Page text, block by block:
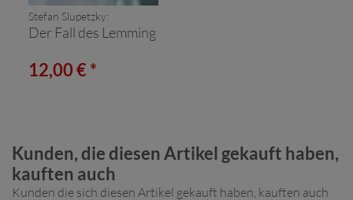
Stefan Slupetzky:
Der Fall des Lemming
12,00 € *
Kunden, die diesen Artikel gekauft haben,
kauften auch
Kunden die sich diesen Artikel gekauft haben, kauften auch